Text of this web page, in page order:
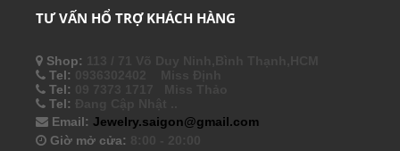
TƯ VẤN HỔ TRỢ KHÁCH HÀNG
Shop:
Tel:
Tel:
Tel:
Email: Jewelry.saigon@gmail.com
Giờ mở cửa: